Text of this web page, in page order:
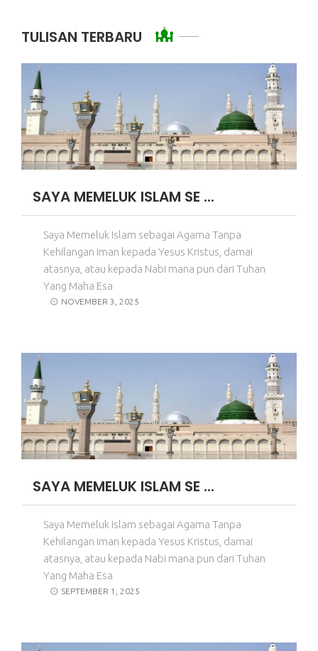
TULISAN TERBARU
SAYA MEMELUK ISLAM SE ...
Saya Memeluk Islam sebagai Agama Tanpa
Kehilangan Iman kepada Yesus Kristus, damai
atasnya, atau kepada Nabi mana pun dari Tuhan
Yang Maha Esa
NOVEMBER 3, 2025
SAYA MEMELUK ISLAM SE ...
Saya Memeluk Islam sebagai Agama Tanpa
Kehilangan Iman kepada Yesus Kristus, damai
atasnya, atau kepada Nabi mana pun dari Tuhan
Yang Maha Esa
SEPTEMBER 1, 2025